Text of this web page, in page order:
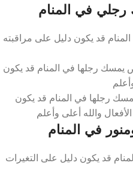
في المنام
قد يكون دليل على مراقبته
رجلها في المنام قد يكون
رجلها في المنام قد يكون
والله أعلى وأعلم
في المنام
قد يكون دليل على التغيرات